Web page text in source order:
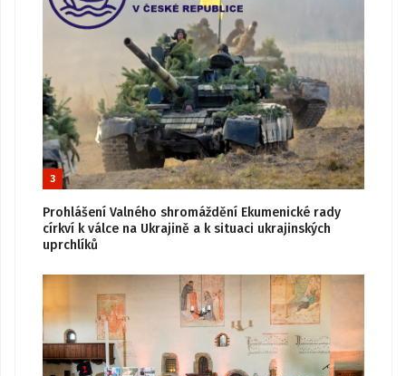
3
Prohlášení Valného shromáždění Ekumenické rady
církví k válce na Ukrajině a k situaci ukrajinských
uprchlíků